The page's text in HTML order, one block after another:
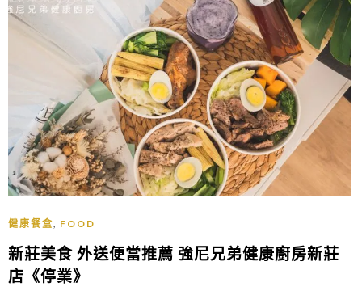
健康餐盒, FOOD
新莊美食 外送便當推薦 強尼兄弟健康廚房新莊
店《停業》